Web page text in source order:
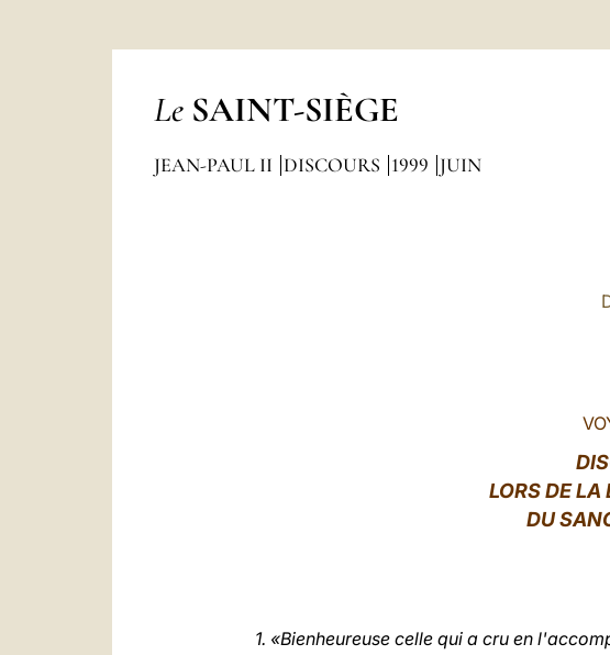
Le SAINT-SIÈGE
JEAN-PAUL II DISCOURS 1999 JUIN
LORS DE LA
DU
1. «Bienheureuse celle qui a cru en